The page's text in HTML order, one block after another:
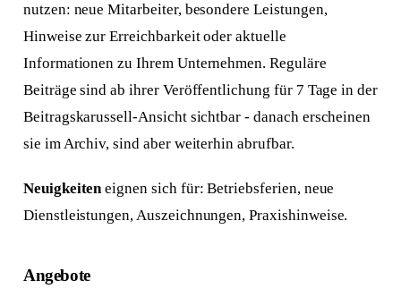
nutzen: neue Mitarbeiter, besondere Leistungen,
Hinweise zur Erreichbarkeit oder aktuelle
Informationen zu Ihrem Unternehmen. Reguläre
Beiträge sind ab ihrer Veröffentlichung für 7 Tage in der
Beitragskarussell-Ansicht sichtbar - danach erscheinen
sie im Archiv, sind aber weiterhin abrufbar.
Neuigkeiteneignen sich für: Betriebsferien, neue
Dienstleistungen, Auszeichnungen, Praxishinweise.
Angebote